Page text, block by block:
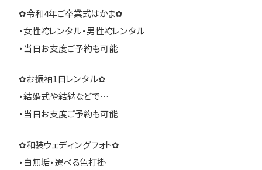
✿令和4年ご卒業式はかま✿
・女性袴レンタル・男性袴レンタル
・当日お支度ご予約も可能
✿お振袖1日レンタル✿
・結婚式や結納などで…
・当日お支度ご予約も可能
✿和装ウェディングフォト✿
・白無垢・選べる色打掛